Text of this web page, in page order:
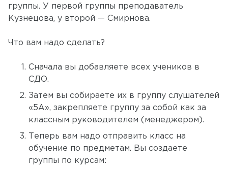
группы. У первой группы преподаватель
Кузнецова, у второй — Смирнова.
Что вам надо сделать?
Сначала вы добавляете всех учеников в
СДО.
Затем вы собираете их в группу слушателей
«5А», закрепляете группу за собой как за
классным руководителем (менеджером).
Теперь вам надо отправить класс на
обучение по предметам. Вы создаете
группы по курсам: